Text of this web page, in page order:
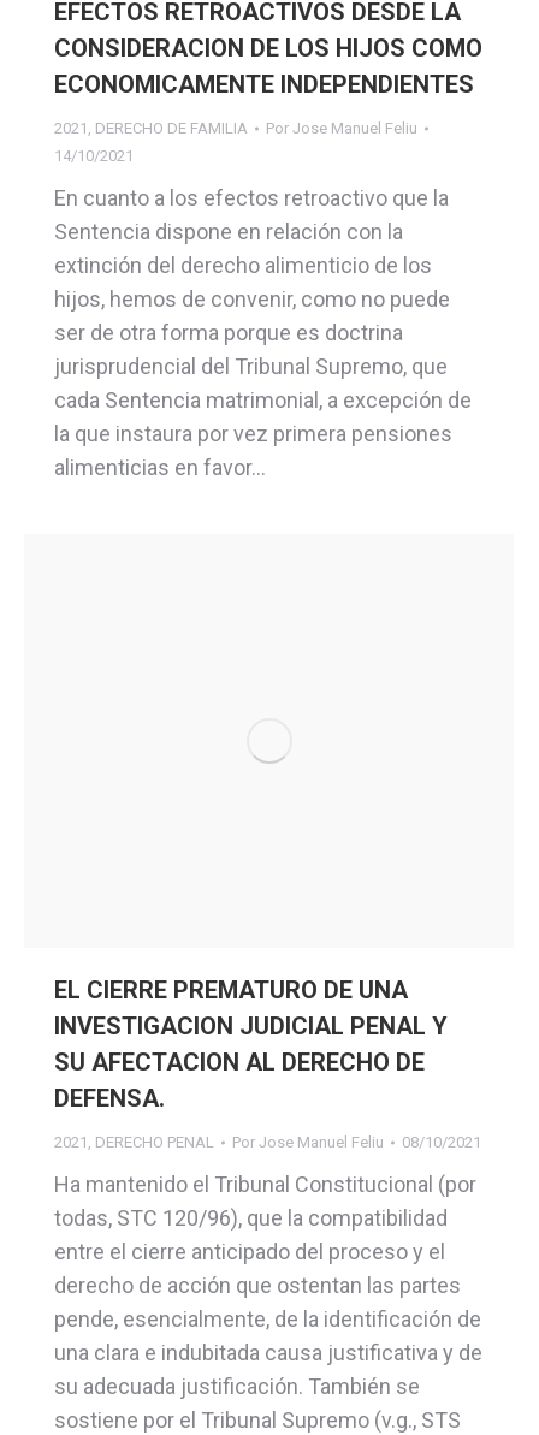
EFECTOS RETROACTIVOS DESDE LA
CONSIDERACION DE LOS HIJOS COMO
ECONOMICAMENTE INDEPENDIENTES
2021 , DERECHO DE FAMILIA Por Jose Manuel Feliu
14/10/2021
En cuanto a los efectos retroactivo que la
Sentencia dispone en relación con la
extinción del derecho alimenticio de los
hijos, hemos de convenir, como no puede
ser de otra forma porque es doctrina
jurisprudencial del Tribunal Supremo, que
cada Sentencia matrimonial, a excepción de
la que instaura por vez primera pensiones
alimenticias en favor…
EL CIERRE PREMATURO DE UNA
INVESTIGACION JUDICIAL PENAL Y
SU AFECTACION AL DERECHO DE
DEFENSA.
2021 , DERECHO PENAL Por Jose Manuel Feliu 08/10/2021
Ha mantenido el Tribunal Constitucional (por
todas, STC 120/96), que la compatibilidad
entre el cierre anticipado del proceso y el
derecho de acción que ostentan las partes
pende, esencialmente, de la identificación de
una clara e indubitada causa justificativa y de
su adecuada justificación. También se
sostiene por el Tribunal Supremo (v.g., STS